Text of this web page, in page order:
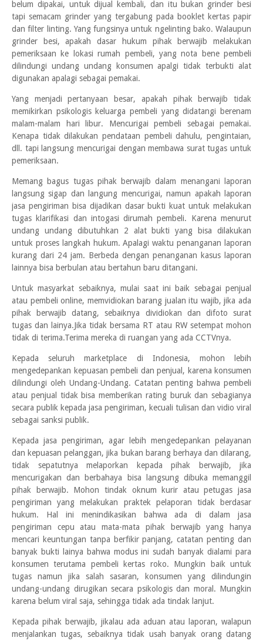
belum dipakai, untuk dijual kembali, dan itu bukan grinder besi
tapi semacam grinder yang tergabung pada booklet kertas papir
dan filter linting. Yang fungsinya untuk ngelinting bako. Walaupun
grinder besi, apakah dasar hukum pihak berwajib melakukan
pemeriksaan ke lokasi rumah pembeli, yang nota bene pembeli
dilindungi undang undang konsumen apalgi tidak terbukti alat
digunakan apalagi sebagai pemakai.
Yang menjadi pertanyaan besar, apakah pihak berwajib tidak
memikirkan psikologis keluarga pembeli yang didatangi berenam
malam-malam hari libur. Mencurigai pembeli sebagai pemakai.
Kenapa tidak dilakukan pendataan pembeli dahulu, pengintaian,
dll. tapi langsung mencurigai dengan membawa surat tugas untuk
pemeriksaan.
Memang bagus tugas pihak berwajib dalam menangani laporan
langsung sigap dan langung mencurigai, namun apakah laporan
jasa pengiriman bisa dijadikan dasar bukti kuat untuk melakukan
tugas klarifikasi dan intogasi dirumah pembeli. Karena menurut
undang undang dibutuhkan 2 alat bukti yang bisa dilakukan
untuk proses langkah hukum. Apalagi waktu penanganan laporan
kurang dari 24 jam. Berbeda dengan penanganan kasus laporan
lainnya bisa berbulan atau bertahun baru ditangani.
Untuk masyarkat sebaiknya, mulai saat ini baik sebagai penjual
atau pembeli online, memvidiokan barang jualan itu wajib, jika ada
pihak berwajib datang, sebaiknya dividiokan dan difoto surat
tugas dan lainya.Jika tidak bersama RT atau RW setempat mohon
tidak di terima.Terima mereka di ruangan yang ada CCTVnya.
Kepada seluruh marketplace di Indonesia, mohon lebih
mengedepankan kepuasan pembeli dan penjual, karena konsumen
dilindungi oleh Undang-Undang. Catatan penting bahwa pembeli
atau penjual tidak bisa memberikan rating buruk dan sebagianya
secara publik kepada jasa pengiriman, kecuali tulisan dan vidio viral
sebagai sanksi publik.
Kepada jasa pengiriman, agar lebih mengedepankan pelayanan
dan kepuasan pelanggan, jika bukan barang berhaya dan dilarang,
tidak sepatutnya melaporkan kepada pihak berwajib, jika
mencurigakan dan berbahaya bisa langsung dibuka memanggil
pihak berwajib. Mohon tindak oknum kurir atau petugas jasa
pengiriman yang melakukan praktek pelaporan tidak berdasar
hukum. Hal ini menindikasikan bahwa ada di dalam jasa
pengiriman cepu atau mata-mata pihak berwajib yang hanya
mencari keuntungan tanpa berfikir panjang, catatan penting dan
banyak bukti lainya bahwa modus ini sudah banyak dialami para
konsumen terutama pembeli kertas roko. Mungkin baik untuk
tugas namun jika salah sasaran, konsumen yang dilindungin
undang-undang dirugikan secara psikologis dan moral. Mungkin
karena belum viral saja, sehingga tidak ada tindak lanjut.
Kepada pihak berwajib, jikalau ada aduan atau laporan, walapun
menjalankan tugas, sebaiknya tidak usah banyak orang datang